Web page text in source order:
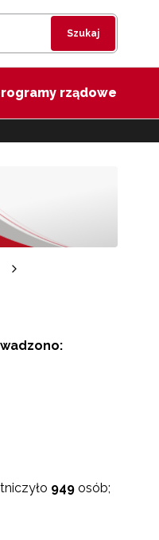
Szukaj
rządowe
949 osób;